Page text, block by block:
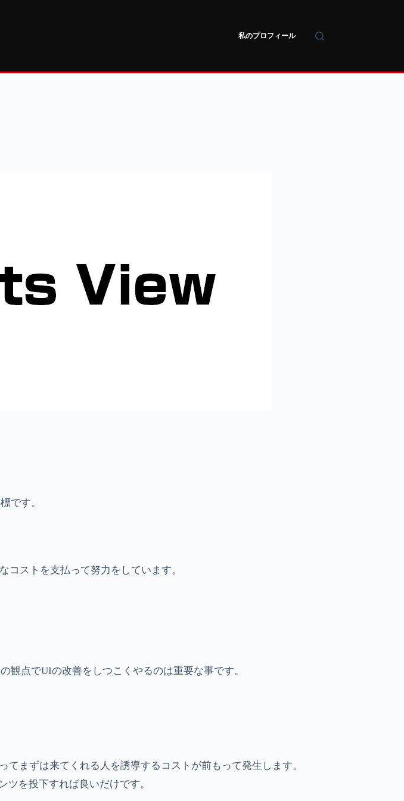
私のプロフィール
です。
コストを支払って努力をしています。
観点でUIの改善をしつこくやるのは重要な事です。
まずは来てくれる人を誘導するコストが前もって発生します。
を投下すれば良いだけです。